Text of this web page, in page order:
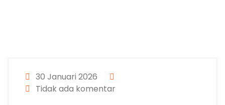
30 Januari 2026
Tidak ada komentar